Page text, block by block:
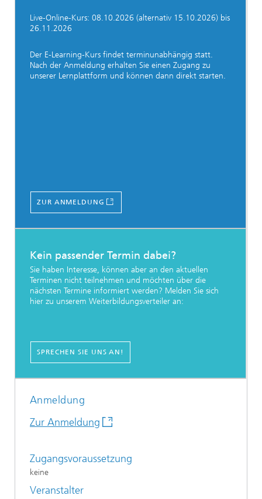
Live-Online-Kurs: 08.10.2026 (alternativ 15.10.2026) bis
26.11.2026
Der E-Learning-Kurs findet terminunabhängig statt.
Nach der Anmeldung erhalten Sie einen Zugang zu
unserer Lernplattform und können dann direkt starten.
ZUR ANMELDUNG
Kein passender Termin dabei?
Sie haben Interesse, können aber an den aktuellen
Terminen nicht teilnehmen und möchten über die
nächsten Termine informiert werden? Melden Sie sich
hier zu unserem Weiterbildungsverteiler an:
SPRECHEN SIE UNS AN!
Anmeldung
Zur Anmeldung
Zugangsvoraussetzung
keine
Veranstalter